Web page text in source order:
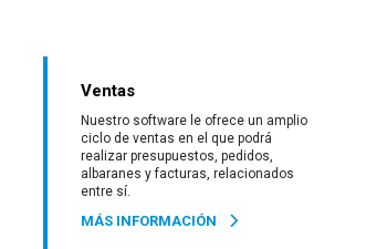
Ventas
Nuestro software le ofrece un amplio
ciclo de ventas en el que podrá
realizar presupuestos, pedidos,
albaranes y facturas, relacionados
entre sí.
MÁS INFORMACIÓN